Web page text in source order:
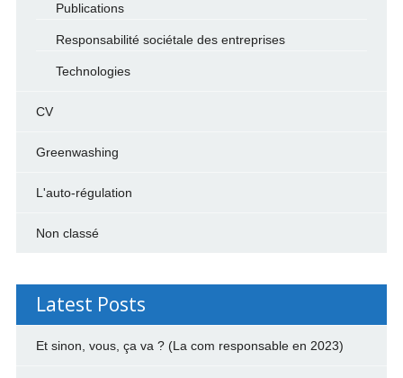
Publications
Responsabilité sociétale des entreprises
Technologies
CV
Greenwashing
L'auto-régulation
Non classé
Latest Posts
Et sinon, vous, ça va ? (La com responsable en 2023)